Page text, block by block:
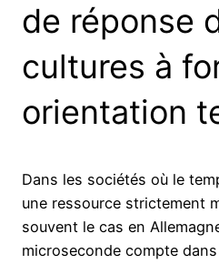
de réponse
cultures à
orientation
Dans les sociétés où le
une ressource strictement
souvent le cas en
microseconde compte